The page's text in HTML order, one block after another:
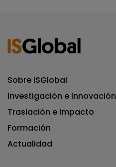
Sobre ISGlobal
Investigación e Innovación
Traslación e Impacto
Formación
Actualidad